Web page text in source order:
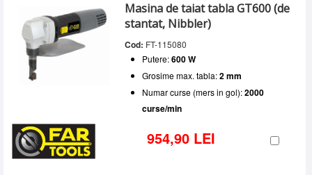
SERVICE
INCHIRIERI
BLOG
CONTACT
FAR TOOLS(1)
MAKITA(3)
500 - 700 W
(4)
Peste 700 W
Grosime max. tabla
1.6 mm
(2)
2 mm(1)
2.8 mm
Numar curse (mers in gol)
1000 curse/min
1300 curse/min
2200 curse/min
2400 curse/min
5200 curse/minut
Raza minimă
45 mm(1)
70 mm(1)
Masina de taiat tabla GT600 (de
stantat, Nibbler)
Cod: FT-115080
Putere:600 W
Grosime max. tabla:2 mm
Numar curse (mers in gol):2000
curse/min
954,90 LEI